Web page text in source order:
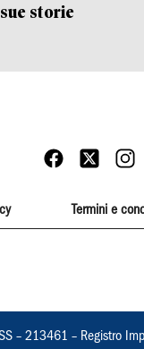
storie
Termini e
– 213461 – Registro